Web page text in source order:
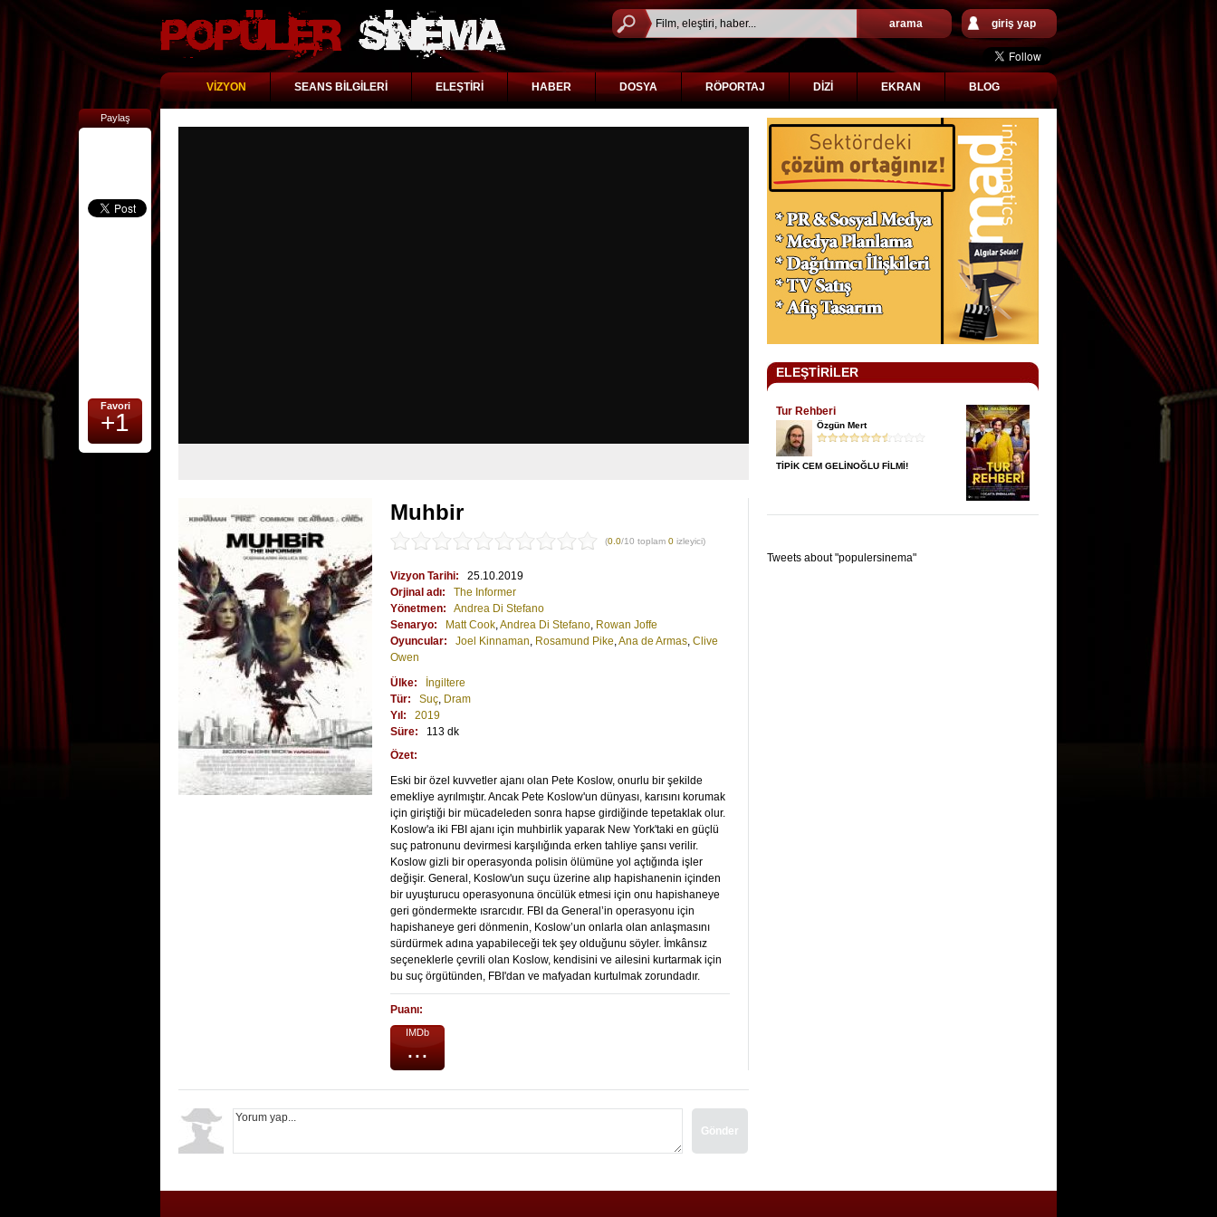
arama giriş yap
VİZYON SEANS BİLGİLERİ ELEŞTİRİ HABER DOSYA RÖPORTAJ DİZİ EKRAN BLOG
Paylaş
Favori
+1
Muhbir
(0.0/10 toplam 0 izleyici)
Vizyon Tarihi:
25.10.2019
Orjinal adı:
The Informer
Yönetmen:
Andrea Di Stefano
Senaryo:
Matt Cook,Andrea Di Stefano, Rowan Joffe
Oyuncular:
Joel Kinnaman, Rosamund Pike,Ana de Armas, Clive
Owen
Ülke:
İngiltere
Tür:
Suç, Dram
Yıl:
2019
Süre:
113 dk
Özet:
Eski bir özel kuvvetler ajanı olan Pete Koslow, onurlu bir şekilde
emekliye ayrılmıştır. Ancak Pete Koslow'un dünyası, karısını korumak
için giriştiği bir mücadeleden sonra hapse girdiğinde tepetaklak olur.
Koslow'a iki FBI ajanı için muhbirlik yaparak New York'taki en güçlü
suç patronunu devirmesi karşılığında erken tahliye şansı verilir.
Koslow gizli bir operasyonda polisin ölümüne yol açtığında işler
değişir. General, Koslow'un suçu üzerine alıp hapishanenin içinden
bir uyuşturucu operasyonuna öncülük etmesi için onu hapishaneye
geri göndermekte ısrarcıdır. FBI da General’in operasyonu için
hapishaneye geri dönmenin, Koslow’un onlarla olan anlaşmasını
sürdürmek adına yapabileceği tek şey olduğunu söyler. İmkânsız
seçeneklerle çevrili olan Koslow, kendisini ve ailesini kurtarmak için
bu suç örgütünden, FBI'dan ve mafyadan kurtulmak zorundadır.
Puanı:
IMDb
...
Gönder
ELEŞTİRİLER
Tur Rehberi
Özgün Mert
TİPİK CEM GELİNOĞLU FİLMİ!
Tweets about "populersinema"